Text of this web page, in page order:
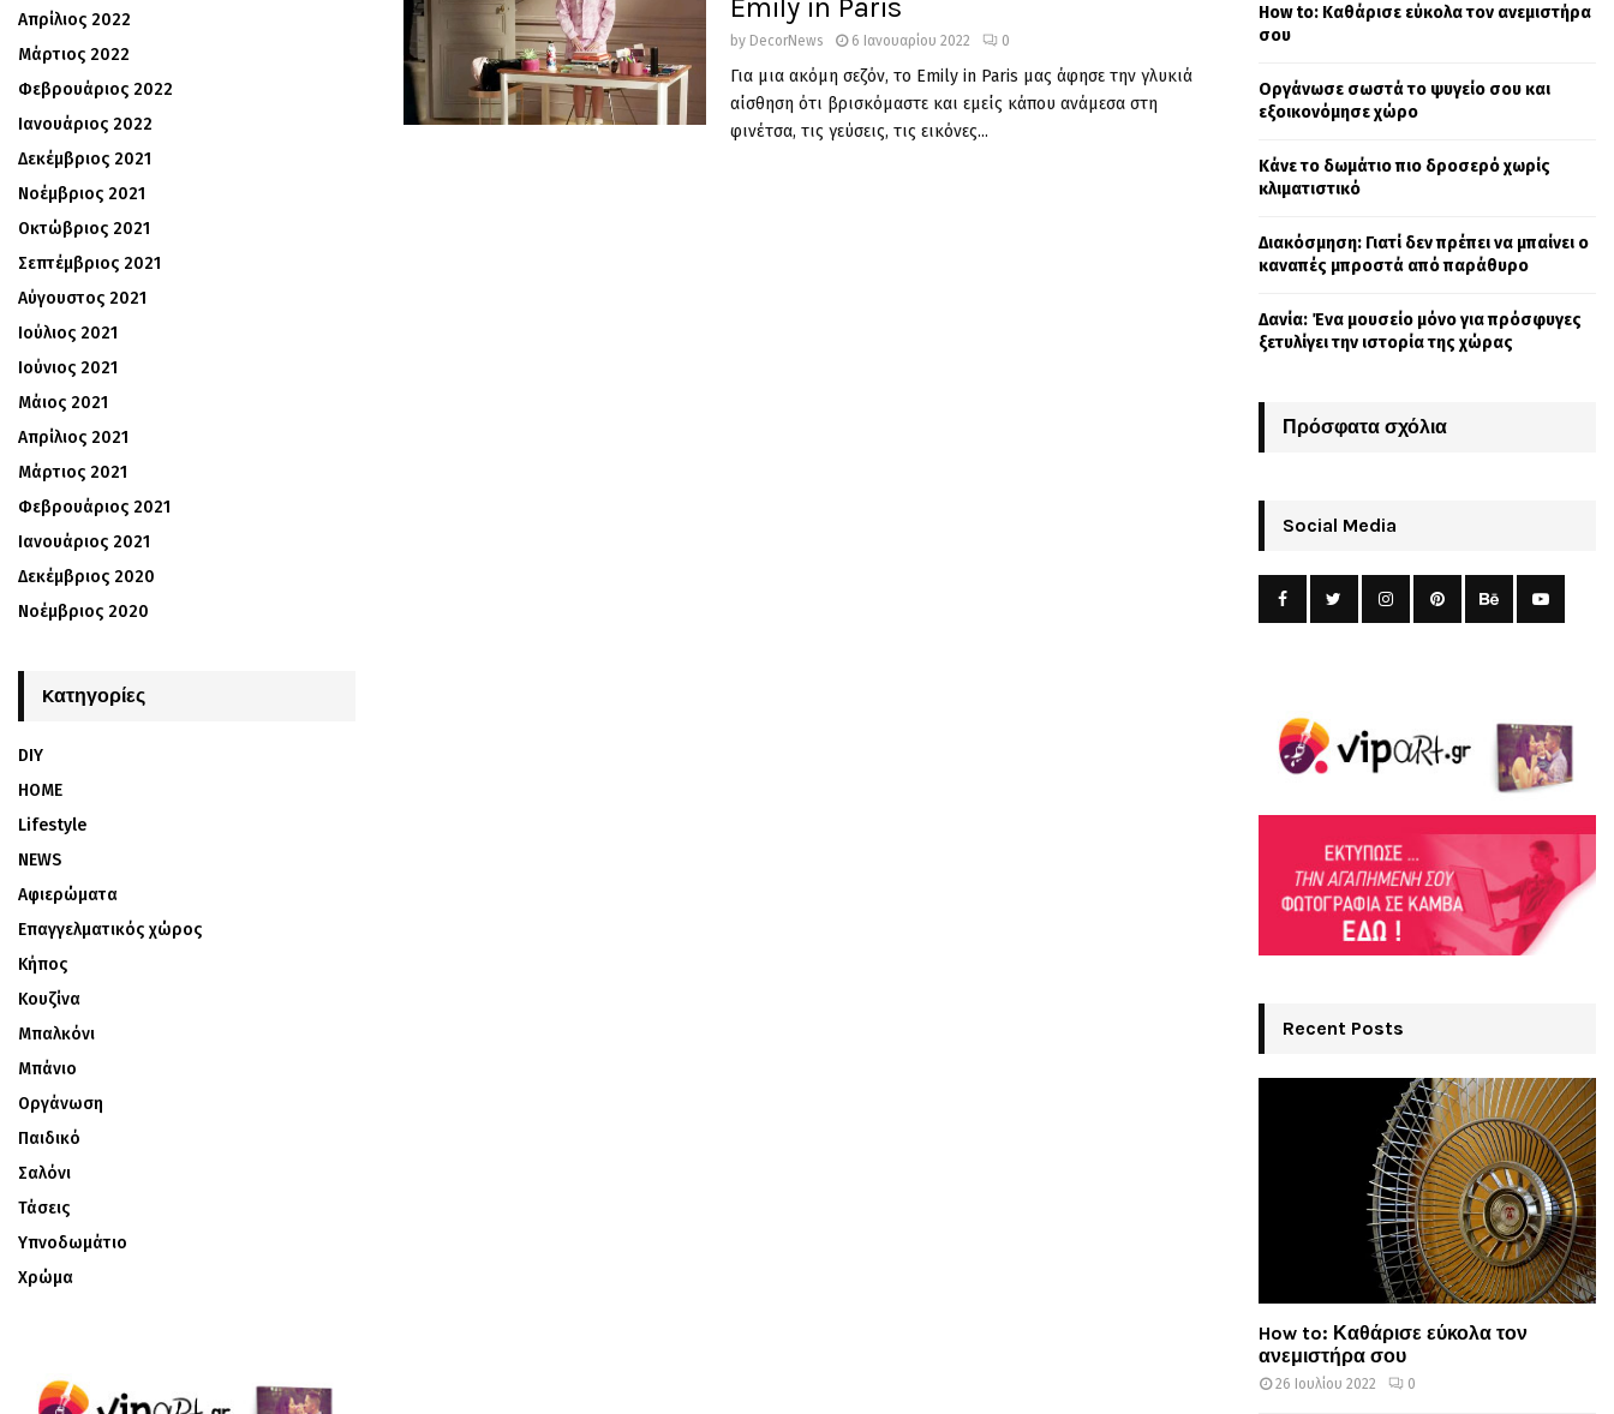
Emily in Paris
by DecorNews 6 Ιανουαρίου 2022 0
Για μια ακόμη σεζόν, το Emily in Paris μας άφησε την γλυκιά
αίσθηση ότι βρισκόμαστε και εμείς κάπου ανάμεσα στη
φινέτσα, τις γεύσεις, τις εικόνες...
Απρίλιος 2022
Μάρτιος 2022
Φεβρουάριος 2022
Ιανουάριος 2022
Δεκέμβριος 2021
Νοέμβριος 2021
Οκτώβριος 2021
Σεπτέμβριος 2021
Αύγουστος 2021
Ιούλιος 2021
Ιούνιος 2021
Μάιος 2021
Απρίλιος 2021
Μάρτιος 2021
Φεβρουάριος 2021
Ιανουάριος 2021
Δεκέμβριος 2020
Νοέμβριος 2020
Kατηγορίες
DIY
HOME
Lifestyle
NEWS
Αφιερώματα
Επαγγελματικός χώρος
Κήπος
Κουζίνα
Μπαλκόνι
Μπάνιο
Οργάνωση
Παιδικό
Σαλόνι
Τάσεις
Υπνοδωμάτιο
Χρώμα
o
r
How to: Καθάρισε εύκολα τον ανεμιστήρα
σου
Οργάνωσε σωστά το ψυγείο σου και
εξοικονόμησε χώρο
Κάνε το δωμάτιο πιο δροσερό χωρίς
κλιματιστικό
Διακόσμηση: Γιατί δεν πρέπει να μπαίνει ο
καναπές μπροστά από παράθυρο
Δανία: Ένα μουσείο μόνο για πρόσφυγες
ξετυλίγει την ιστορία της χώρας
Πρόσφατα σχόλια
Social Media
Recent Posts
How to: Καθάρισε εύκολα τον
ανεμιστήρα σου
26 Ιουλίου 2022 0